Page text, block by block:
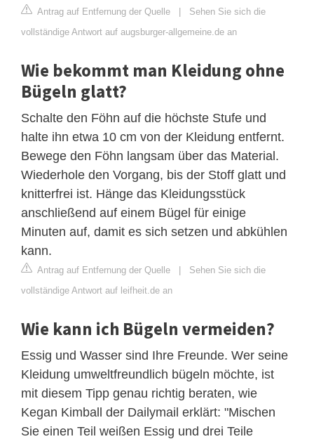
Antrag auf Entfernung der Quelle | Sehen Sie sich die
vollständige Antwort auf augsburger-allgemeine.de an
Wie bekommt man Kleidung ohne
Bügeln glatt?
Schalte den Föhn auf die höchste Stufe und
halte ihn etwa 10 cm von der Kleidung entfernt.
Bewege den Föhn langsam über das Material.
Wiederhole den Vorgang, bis der Stoff glatt und
knitterfrei ist. Hänge das Kleidungsstück
anschließend auf einem Bügel für einige
Minuten auf, damit es sich setzen und abkühlen
kann.
Antrag auf Entfernung der Quelle | Sehen Sie sich die
vollständige Antwort auf leifheit.de an
Wie kann ich Bügeln vermeiden?
Essig und Wasser sind Ihre Freunde. Wer seine
Kleidung umweltfreundlich bügeln möchte, ist
mit diesem Tipp genau richtig beraten, wie
Kegan Kimball der Dailymail erklärt: "Mischen
Sie einen Teil weißen Essig und drei Teile